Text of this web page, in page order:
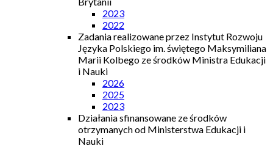
2023
2022
Zadania realizowane przez Instytut Rozwoju
Języka Polskiego im. świętego Maksymiliana
Marii Kolbego ze środków Ministra Edukacji
i Nauki
2026
2025
2023
Działania sfinansowane ze środków
otrzymanych od Ministerstwa Edukacji i
Nauki